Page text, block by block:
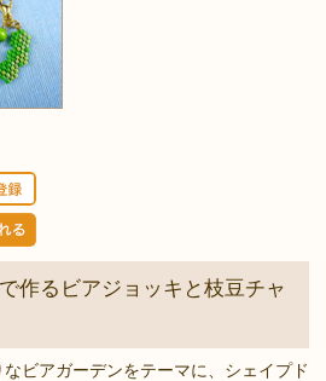
作るビアジョッキと枝豆チャ
ビアガーデンをテーマに、シェイプド